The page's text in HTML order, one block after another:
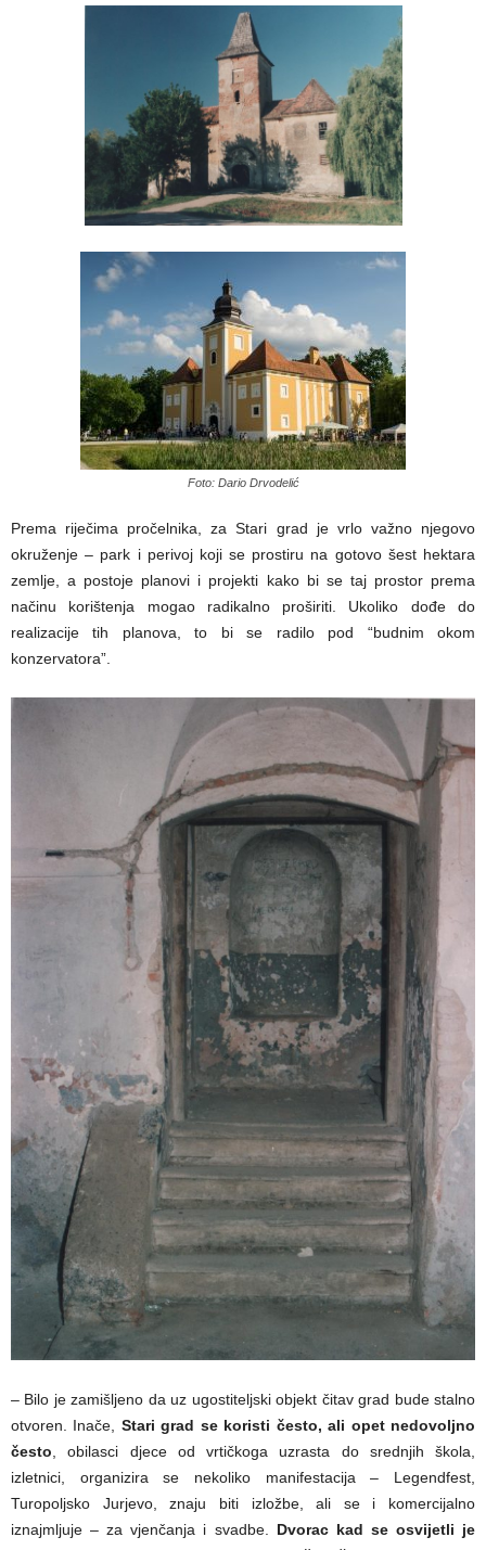
Foto: Dario Drvodelić
Prema riječima pročelnika, za Stari grad je vrlo važno njegovo
okruženje – park i perivoj koji se prostiru na gotovo šest hektara
zemlje, a postoje planovi i projekti kako bi se taj prostor prema
načinu korištenja mogao radikalno proširiti. Ukoliko dođe do
realizacije tih planova, to bi se radilo pod “budnim okom
konzervatora”.
– Bilo je zamišljeno da uz ugostiteljski objekt čitav grad bude stalno
otvoren. Inače, Stari grad se koristi često, ali opet nedovoljno
često , obilasci djece od vrtičkoga uzrasta do srednjih škola,
izletnici, organizira se nekoliko manifestacija – Legendfest,
Turopoljsko Jurjevo, znaju biti izložbe, ali se i komercijalno
iznajmljuje – za vjenčanja i svadbe. Dvorac kad se osvijetli je